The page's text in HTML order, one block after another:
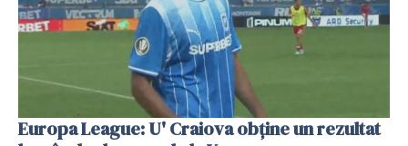
Europa League: U' Craiova obține un rezultat